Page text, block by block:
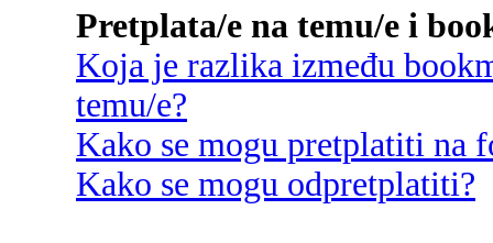
Pretplata/e na temu/e i
Koja je razlika između
temu/e?
Kako se mogu pretplatiti na
Kako se mogu odpretplatiti?